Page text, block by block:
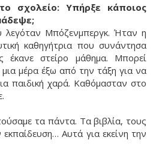
σχολείο: Υπήρξε κάποιος
λεγόταν Μπόζενμπεργκ. Ήταν η
καθηγήτρια που συνάντησα
στείρο μάθημα. Μπορεί
μέρα έξω από την τάξη για να
παιδική χαρά. Καθόμασταν στο
τα πάντα. Τα βιβλία, τους
Αυτά για εκείνη την